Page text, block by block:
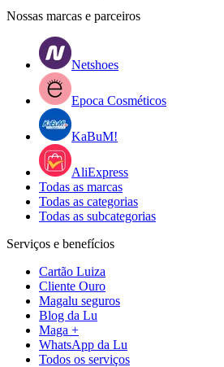
Nossas marcas e parceiros
Netshoes
Epoca Cosméticos
KaBuM!
AliExpress
Todas as marcas
Todas as categorias
Todas as subcategorias
Serviços e benefícios
Cartão Luiza
Cliente Ouro
Magalu seguros
Blog da Lu
Maga +
WhatsApp da Lu
Todos os serviços